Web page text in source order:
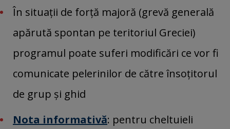
În situații de forță majoră (grevă generală
apărută spontan pe teritoriul Greciei)
programul poate suferi modificări ce vor fi
comunicate pelerinilor de către însoțitorul
de grup și ghid
Nota informativă: pentru cheltuieli